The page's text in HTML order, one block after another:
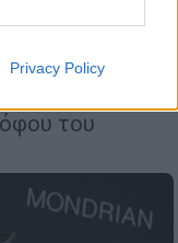
Privacy Policy
την
και πάλι
του